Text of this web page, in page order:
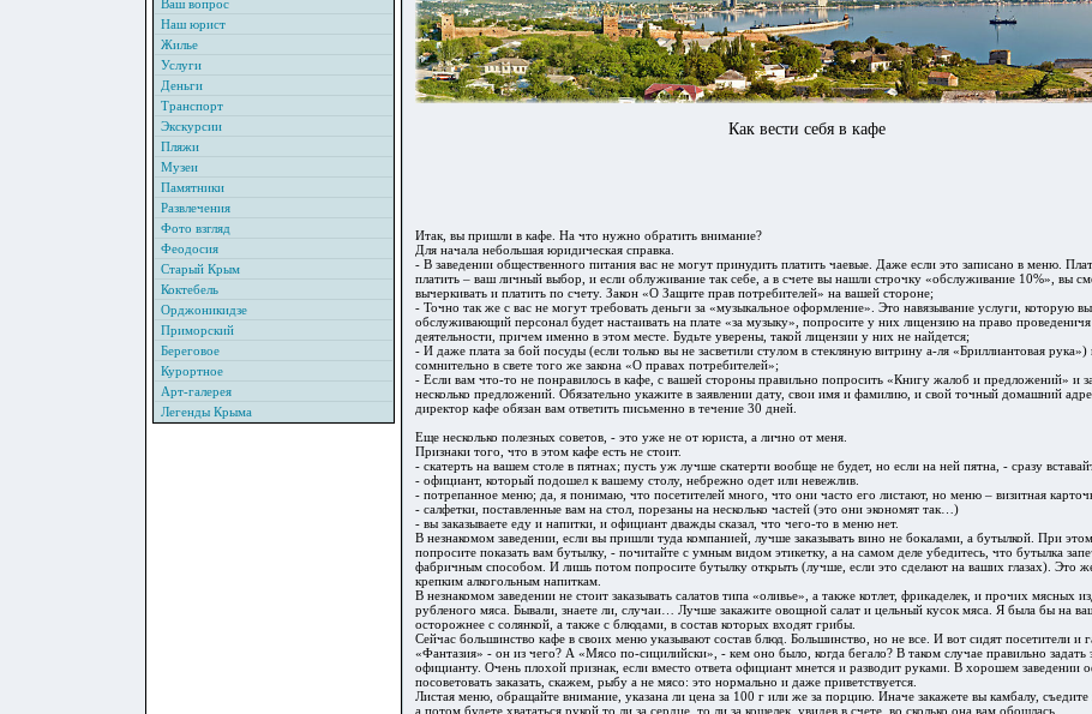
Ваш вопрос
Наш юрист
Жилье
Услуги
Деньги
Транспорт
Экскурсии
Пляжи
Музеи
Памятники
Развлечения
Фото взгляд
Феодосия
Старый Крым
Коктебель
Орджоникидзе
Приморский
Береговое
Курортное
Арт-галерея
Легенды Крыма
Как вести себя в кафе
Итак, вы пришли в кафе. На что нужно обратить внимание?
Для начала небольшая юридическая справка.
- В заведении общественного питания вас не могут принудить платить чаевые. Даже если это записано в меню.
платить – ваш личный выбор, и если облуживание так себе, а в счете вы нашли строчку «обслуживание 10%», вы
вычеркивать и платить по счету. Закон «О Защите прав потребителей» на вашей стороне;
- Точно так же с вас не могут требовать деньги за «музыкальное оформление». Это навязывание услуги, которую
обслуживающий персонал будет настаивать на плате «за музыку», попросите у них лицензию на право
деятельности, причем именно в этом месте. Будьте уверены, такой лицензии у них не найдется;
- И даже плата за бой посуды (если только вы не засветили стулом в стекляную витрину а-ля «Бриллиантовая рука»)
сомнительно в свете того же закона «О правах потребителей»;
- Если вам что-то не понравилось в кафе, с вашей стороны правильно попросить «Книгу жалоб и предложений» и
несколько предложений. Обязательно укажите в заявлении дату, свои имя и фамилию, и свой точный домашний
директор кафе обязан вам ответить письменно в течение 30 дней.
Еще несколько полезных советов, - это уже не от юриста, а лично от меня.
Признаки того, что в этом кафе есть не стоит.
- скатерть на вашем столе в пятнах; пусть уж лучше скатерти вообще не будет, но если на ней пятна, - сразу
- официант, который подошел к вашему столу, небрежно одет или невежлив.
- потрепанное меню; да, я понимаю, что посетителей много, что они часто его листают, но меню – визитная
- салфетки, поставленные вам на стол, порезаны на несколько частей (это они экономят так…)
- вы заказываете еду и напитки, и официант дважды сказал, что чего-то в меню нет.
В незнакомом заведении, если вы пришли туда компанией, лучше заказывать вино не бокалами, а бутылкой. При
попросите показать вам бутылку, - почитайте с умным видом этикетку, а на самом деле убедитесь, что бутылка
фабричным способом. И лишь потом попросите бутылку открыть (лучше, если это сделают на ваших глазах). Это
крепким алкогольным напиткам.
В незнакомом заведении не стоит заказывать салатов типа «оливье», а также котлет, фрикаделек, и прочих мясных
рубленого мяса. Бывали, знаете ли, случаи… Лучше закажите овощной салат и цельный кусок мяса. Я была бы на
осторожнее с солянкой, а также с блюдами, в состав которых входят грибы.
Сейчас большинство кафе в своих меню указывают состав блюд. Большинство, но не все. И вот сидят посетители и
«Фантазия» - он из чего? А «Мясо по-сицилийски», - кем оно было, когда бегало? В таком случае правильно задать
официанту. Очень плохой признак, если вместо ответа официант мнется и разводит руками. В хорошем заведении
посоветовать заказать, скажем, рыбу а не мясо: это нормально и даже приветствуется.
Листая меню, обращайте внимание, указана ли цена за 100 г или же за порцию. Иначе закажете вы камбалу,
а потом будете хвататься рукой то ли за сердце, то ли за кошелек, увидев в счете, во сколько она вам обошлась.